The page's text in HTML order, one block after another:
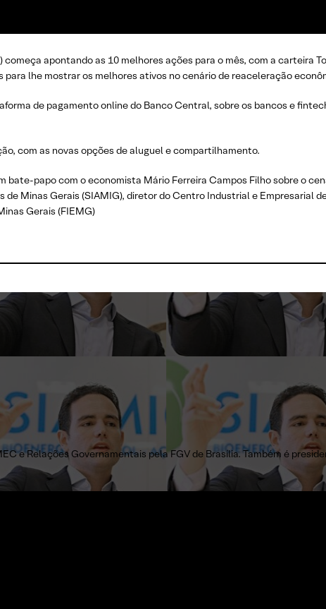
apontando as 10 melhores ações para o mês, com a carteira
lhe mostrar os melhores ativos no cenário de reaceleração
de pagamento online do Banco Central, sobre os bancos e
com as novas opções de aluguel e compartilhamento.
bate-papo com o economista Mário Ferreira Campos Filho sobre o
Minas Gerais (SIAMIG), diretor do Centro Industrial e Empresarial
Gerais (FIEMG)
e Relações Governamentais pela FGV de Brasília. Também é